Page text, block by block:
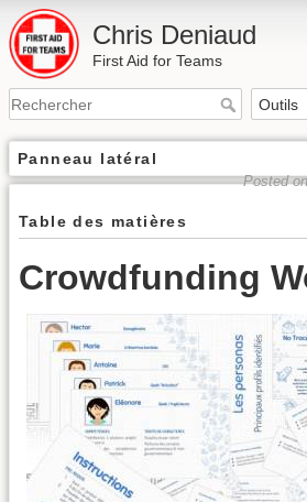
Chris Deniaud
First Aid for Teams
Panneau latéral
Posted
Table des matières
Crowdfunding